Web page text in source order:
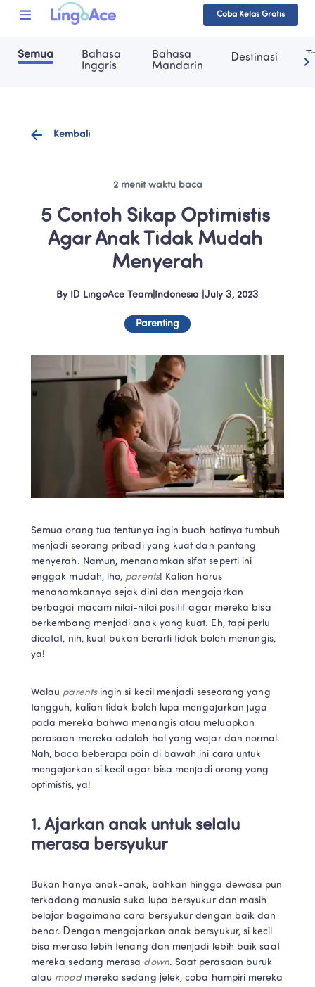
Coba Kelas Gratis
Semua
Bahasa
Inggris
Bahasa
Mandarin
Destinasi
Kembali
2 menit waktu baca
5 Contoh Sikap Optimistis
Agar Anak Tidak Mudah
Menyerah
By ID LingoAce Team Indonesia July 3, 2023
Parenting
Semua orang tua tentunya ingin buah hatinya tumbuh
menjadi seorang pribadi yang kuat dan pantang
menyerah. Namun, menanamkan sifat seperti ini
enggak mudah, lho, parents! Kalian harus
menanamkannya sejak dini dan mengajarkan
berbagai macam nilai-nilai positif agar mereka bisa
berkembang menjadi anak yang kuat. Eh, tapi perlu
dicatat, nih, kuat bukan berarti tidak boleh menangis,
ya!
Walau parents ingin si kecil menjadi seseorang yang
tangguh, kalian tidak boleh lupa mengajarkan juga
pada mereka bahwa menangis atau meluapkan
perasaan mereka adalah hal yang wajar dan normal.
Nah, baca beberapa poin di bawah ini cara untuk
mengajarkan si kecil agar bisa menjadi orang yang
optimistis, ya!
1. Ajarkan anak untuk selalu
merasa bersyukur
Bukan hanya anak-anak, bahkan hingga dewasa pun
terkadang manusia suka lupa bersyukur dan masih
belajar bagaimana cara bersyukur dengan baik dan
benar. Dengan mengajarkan anak bersyukur, si kecil
bisa merasa lebih tenang dan menjadi lebih baik saat
mereka sedang merasa down. Saat perasaan buruk
atau mood mereka sedang jelek, coba hampiri mereka